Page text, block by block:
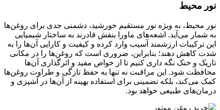
نور محیط
نور محیط، به ویژه نور مستقیم خورشید، دشمنی جدی برای روغن‌ها
به شمار می‌آید. اشعه‌های ماورا بنفش قادرند به ساختار شیمیایی
این ترکیبات ارزشمند آسیب وارد کرده و کیفیت و کارایی آن‌ها را به
شدت کاهش دهند؛ بنابراین، ضروری است که روغن‌ها را در مکانی
تاریک و خنک نگه داری کنیم تا از خواص مفید و اثرگذاری آن‌ها
محافظت شود. این مراقبت نه تنها به حفظ تازگی و طراوت روغن‌ها
کمک می‌کند، بلکه تضمینی برای استفاده بهینه از آن‌ها در آشپزی و
درمان‌های طبیعی خواهد بود.